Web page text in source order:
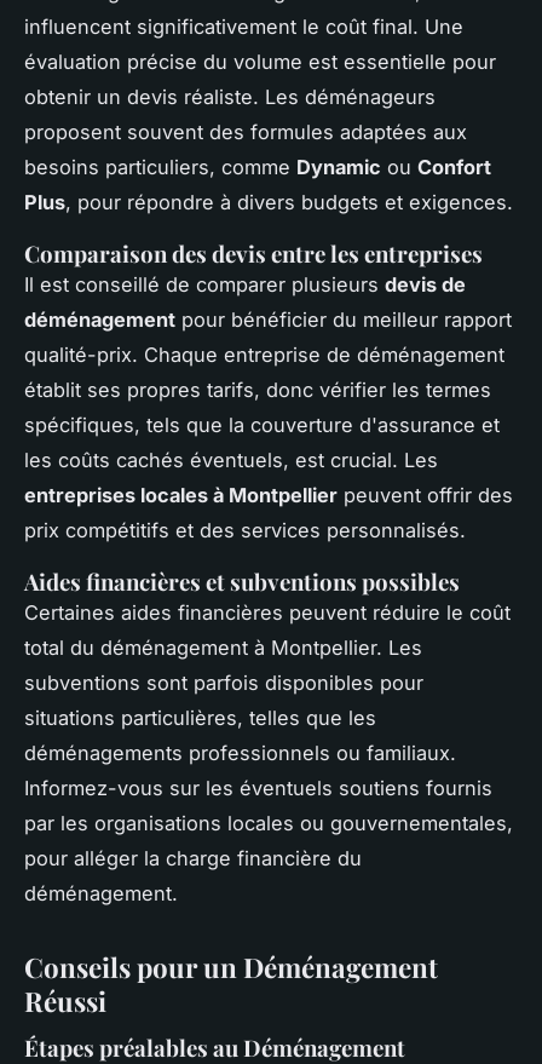
influencent significativement le coût final. Une
évaluation précise du volume est essentielle pour
obtenir un devis réaliste. Les déménageurs
proposent souvent des formules adaptées aux
besoins particuliers, comme Dynamic ou Confort
Plus, pour répondre à divers budgets et exigences.
Comparaison des devis entre les entreprises
Il est conseillé de comparer plusieurs devis de
déménagement pour bénéficier du meilleur rapport
qualité-prix. Chaque entreprise de déménagement
établit ses propres tarifs, donc vérifier les termes
spécifiques, tels que la couverture d'assurance et
les coûts cachés éventuels, est crucial. Les
entreprises locales à Montpellier peuvent offrir des
prix compétitifs et des services personnalisés.
Aides financières et subventions possibles
Certaines aides financières peuvent réduire le coût
total du déménagement à Montpellier. Les
subventions sont parfois disponibles pour
situations particulières, telles que les
déménagements professionnels ou familiaux.
Informez-vous sur les éventuels soutiens fournis
par les organisations locales ou gouvernementales,
pour alléger la charge financière du
déménagement.
Conseils pour un Déménagement
Réussi
Étapes préalables au Déménagement